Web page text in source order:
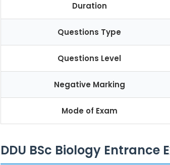
Duration
Questions Type
Questions Level
Negative Marking
Mode of Exam
DDU BSc Biology Entrance